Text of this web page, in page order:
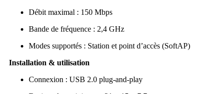
Débit maximal : 150 Mbps
Bande de fréquence : 2,4 GHz
Modes supportés : Station et point d’accès (SoftAP)
Installation & utilisation
Connexion : USB 2.0 plug-and-play